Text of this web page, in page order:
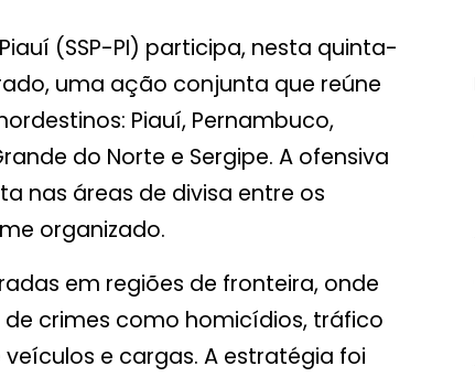
(SSP-PI) participa, nesta quinta-
uma ação conjunta que reúne
Piauí, Pernambuco,
do Norte e Sergipe. A ofensiva
nas áreas de divisa entre os
organizado.
em regiões de fronteira, onde
crimes como homicídios, tráfico
e cargas. A estratégia foi